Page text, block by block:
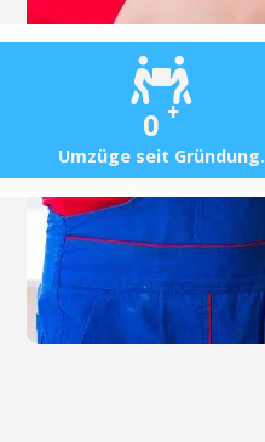
0 +
Umzüge seit Gründung.